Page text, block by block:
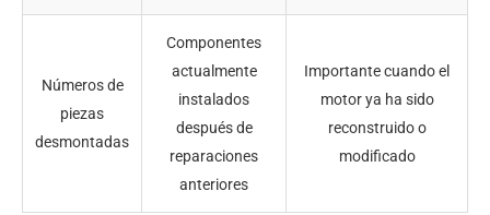
Números de
piezas
desmontadas
Componentes
actualmente
instalados
después de
reparaciones
anteriores
Importante cuando el
motor ya ha sido
reconstruido o
modificado